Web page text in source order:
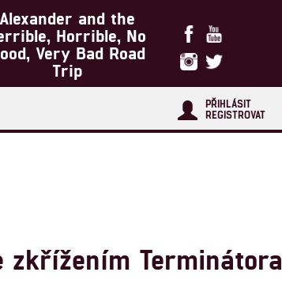
Alexander and the
Horrible, No
Very Bad Road
Trip
PŘIHLÁSIT
REGISTROVAT
zkřížením Terminátora